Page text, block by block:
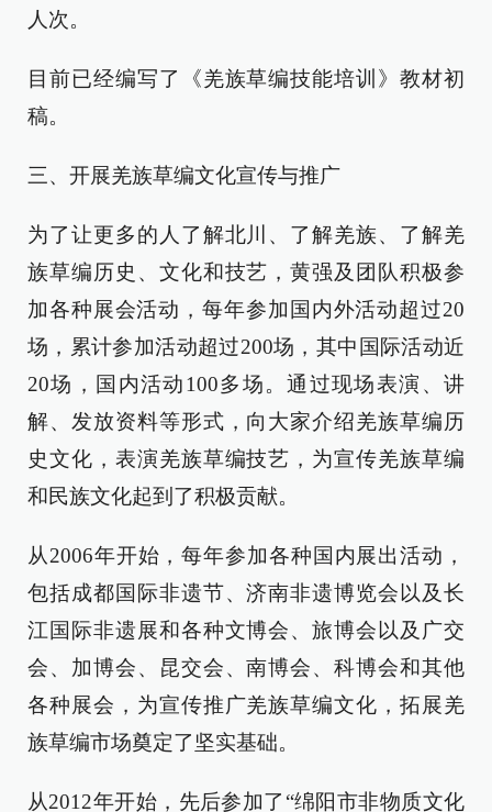
人次。
目前已经编写了《羌族草编技能培训》教材初
稿。
三、开展羌族草编文化宣传与推广
为了让更多的人了解北川、了解羌族、了解羌
族草编历史、文化和技艺，黄强及团队积极参
加各种展会活动，每年参加国内外活动超过20
场，累计参加活动超过200场，其中国际活动近
20场，国内活动100多场。通过现场表演、讲
解、发放资料等形式，向大家介绍羌族草编历
史文化，表演羌族草编技艺，为宣传羌族草编
和民族文化起到了积极贡献。
从2006年开始，每年参加各种国内展出活动，
包括成都国际非遗节、济南非遗博览会以及长
江国际非遗展和各种文博会、旅博会以及广交
会、加博会、昆交会、南博会、科博会和其他
各种展会，为宣传推广羌族草编文化，拓展羌
族草编市场奠定了坚实基础。
从2012年开始，先后参加了“绵阳市非物质文化